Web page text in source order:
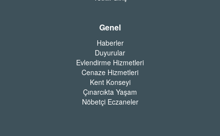
Genel
Haberler
Duyurular
Evlendirme Hizmetleri
Cenaze Hizmetleri
Kent Konseyi
Çınarcıkta Yaşam
Nöbetçi Eczaneler